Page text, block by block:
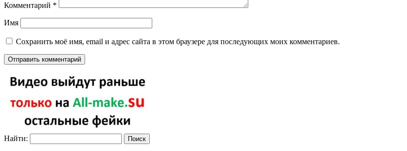
Комментарий *
Имя
Сохранить моё имя, email и адрес сайта в этом браузере для последующих моих комментариев.
Найти: